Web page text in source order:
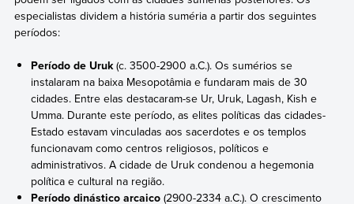
especialistas dividem a história suméria a partir dos seguintes
períodos:
Período de Uruk(c. 3500-2900 a.C.). Os sumérios se
instalaram na baixa Mesopotâmia e fundaram mais de 30
cidades. Entre elas destacaram-se Ur, Uruk, Lagash, Kish e
Umma. Durante este período, as elites políticas das cidades-
Estado estavam vinculadas aos sacerdotes e os templos
funcionavam como centros religiosos, políticos e
administrativos. A cidade de Uruk condenou a hegemonia
política e cultural na região.
Período dinástico arcaico (2900-2334 a.C.). O crescimento